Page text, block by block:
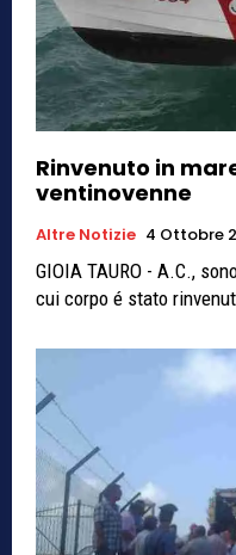
Rinvenuto in
ventinovenne
Altre Notizie 4 Ottobre
GIOIA TAURO - A.C.,
cui corpo é stato